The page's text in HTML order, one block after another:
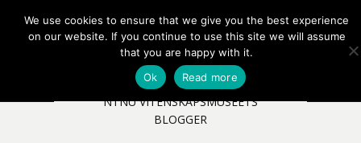
MENY EN NB
NTNU VITENSKAPSMUSEETS
BLOGGER
We use cookies to ensure that we give you the best experience
on our website. If you continue to use this site we will assume
that you are happy with it.
Ok
Read more